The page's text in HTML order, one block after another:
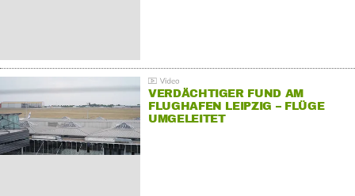
VERDÄCHTIGER FUND AM
FLUGHAFEN LEIPZIG – FLÜGE
UMGELEITET